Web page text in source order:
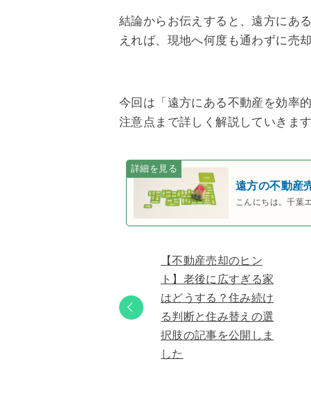
結論からお伝えすると、遠方にあ
えれば、現地へ何度も通わずに売
今回は「遠方にある不動産を効率
注意点まで詳しく解説していきます
遠方の不動産
こんにちは。千葉
【不動産売却のヒン
ト】老後に広すぎる家
はどうする？住み続け
る判断と住み替えの選
択肢の記事を公開しま
した